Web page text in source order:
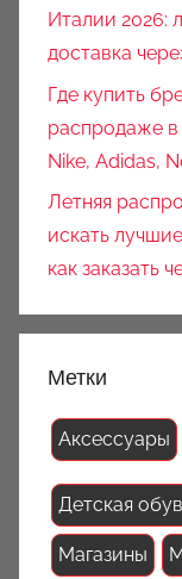
Италии 2026:
доставка
Где купить
распродаже в
Nike, Adidas,
Летняя
искать
как заказать
Метки
Аксессуары
Детская
Магазины